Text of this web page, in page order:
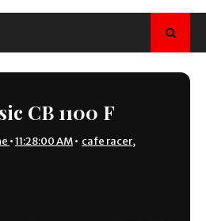
CB 1100 F
•11:28:00 AM• cafe racer,